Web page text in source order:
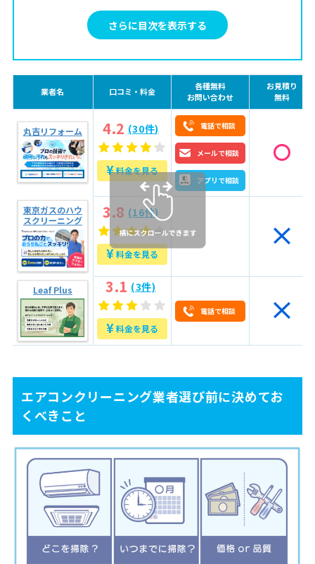
5.スケジュールや時間をしっかり守る
6.明確な料金体系で納得できる支払いができる
2.77.マナーや接客対応が丁寧
優良業者7つの見極め方
3.22.電話やメール対応が丁寧か
3.33.利用者に合った柔軟な対応と提案ができる
3.44.ホームページに作業内容・対応範囲が詳細に記載され
3.55.スタッフの顔写真やプロフィール、研修制度を公開し
ている
3.66.アフター（保証）対応の有無
3.77.口コミ評価
4
問い合わせ時に確認すべき7つの質問
よくある4つトラブル事例と回避術
5.11.当日になって高額な追加料金を請求された
5.22.掃除が雑で、汚れが落ちていなかった
6 東京都墨田区のおすすめエアコンクリーニング業者
6.1丸吉リフォーム
6.2東京ガスのハウスクリーニング
6.3Leaf Plus
自分に合った業者を見極めて、納得のいくエアコンク
リーニングを
さらに目次を表示する
業者名 口コミ・料金
各種無料
お問い合わせ
お見積り
無料
丸吉リフォーム 4.2 (30件)
¥料金を見る
電話で相談
メールで相談
アプリで相談
東京ガスのハウ
スクリーニング
3.8 (16件)
¥料金を見る
Leaf Plus 3.1 (3件)
¥料金を見る
電話で相談
エアコンクリーニング業者選び前に決めてお
くべきこと